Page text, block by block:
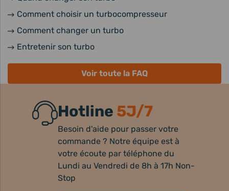
Comment choisir un turbocompresseur
Comment changer un turbo
Entretenir son turbo
Voir toute la FAQ
Hotline 5J/7
Besoin d'aide pour passer votre
commande ? Notre équipe est à
votre écoute par téléphone du
Lundi au Vendredi de 8h à 17h Non-
Stop